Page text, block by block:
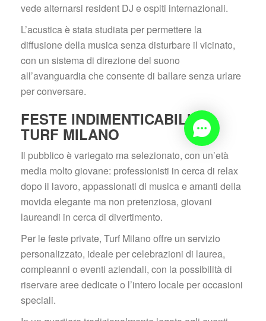
vede alternarsi resident DJ e ospiti internazionali.
L’acustica è stata studiata per permettere la
diffusione della musica senza disturbare il vicinato,
con un sistema di direzione del suono
all’avanguardia che consente di ballare senza urlare
per conversare.
FESTE INDIMENTICABILI AL
TURF MILANO
Il pubblico è variegato ma selezionato, con un’età
media molto giovane: professionisti in cerca di relax
dopo il lavoro, appassionati di musica e amanti della
movida elegante ma non pretenziosa, giovani
laureandi in cerca di divertimento.
Per le feste private, Turf Milano offre un servizio
personalizzato, ideale per celebrazioni di laurea,
compleanni o eventi aziendali, con la possibilità di
riservare aree dedicate o l’intero locale per occasioni
peciali.